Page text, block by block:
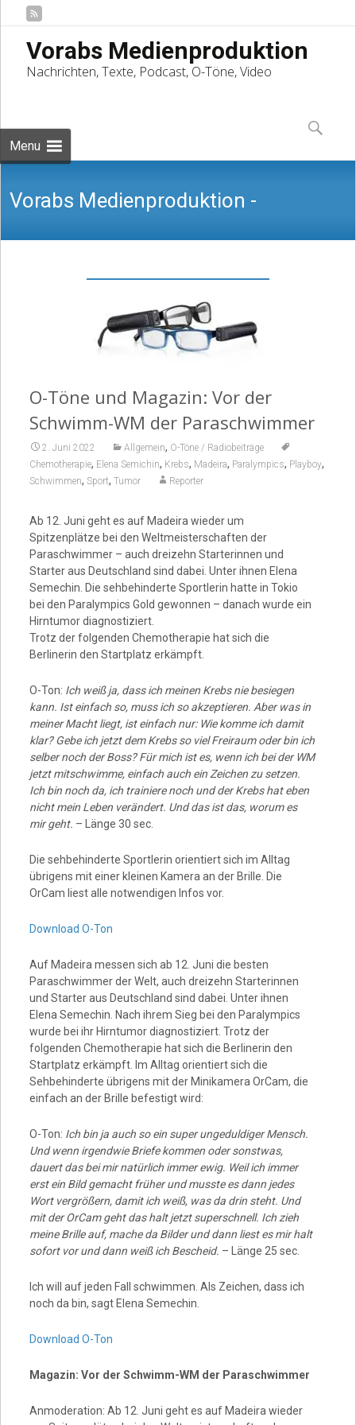
Vorabs Medienproduktion
Nachrichten, Texte, Podcast, O-Töne, Video
Menu
to
content
Suchen
nach:
Vorabs Medienproduktion -
Nachrichten, Texte, Podcast, O-Töne,
O-Töne und Magazin: Vor der
Schwimm-WM der Paraschwimmer
2. Juni 2022 Allgemein, O-Töne / Radiobeiträge
Chemotherapie, Elena Semichin, Krebs, Madeira, Paralympics, Playboy,
Schwimmen, Sport, Tumor Reporter
Ab 12. Juni geht es auf Madeira wieder um
Spitzenplätze bei den Weltmeisterschaften der
Paraschwimmer – auch dreizehn Starterinnen und
Starter aus Deutschland sind dabei. Unter ihnen Elena
Semechin. Die sehbehinderte Sportlerin hatte in Tokio
bei den Paralympics Gold gewonnen – danach wurde ein
Hirntumor diagnostiziert.
Trotz der folgenden Chemotherapie hat sich die
Berlinerin den Startplatz erkämpft.
O-Ton: Ich weiß ja, dass ich meinen Krebs nie besiegen
kann. Ist einfach so, muss ich so akzeptieren. Aber was in
meiner Macht liegt, ist einfach nur: Wie komme ich damit
klar? Gebe ich jetzt dem Krebs so viel Freiraum oder bin ich
selber noch der Boss? Für mich ist es, wenn ich bei der WM
jetzt mitschwimme, einfach auch ein Zeichen zu setzen.
Ich bin noch da, ich trainiere noch und der Krebs hat eben
nicht mein Leben verändert. Und das ist das, worum es
mir geht. – Länge 30 sec.
Die sehbehinderte Sportlerin orientiert sich im Alltag
übrigens mit einer kleinen Kamera an der Brille. Die
OrCam liest alle notwendigen Infos vor.
Download O-Ton
Auf Madeira messen sich ab 12. Juni die besten
Paraschwimmer der Welt, auch dreizehn Starterinnen
und Starter aus Deutschland sind dabei. Unter ihnen
Elena Semechin. Nach ihrem Sieg bei den Paralympics
wurde bei ihr Hirntumor diagnostiziert. Trotz der
folgenden Chemotherapie hat sich die Berlinerin den
Startplatz erkämpft. Im Alltag orientiert sich die
Sehbehinderte übrigens mit der Minikamera OrCam, die
einfach an der Brille befestigt wird:
O-Ton: Ich bin ja auch so ein super ungeduldiger Mensch.
Und wenn irgendwie Briefe kommen oder sonstwas,
dauert das bei mir natürlich immer ewig. Weil ich immer
erst ein Bild gemacht früher und musste es dann jedes
Wort vergrößern, damit ich weiß, was da drin steht. Und
mit der OrCam geht das halt jetzt superschnell. Ich zieh
meine Brille auf, mache da Bilder und dann liest es mir halt
sofort vor und dann weiß ich Bescheid. – Länge 25 sec.
Ich will auf jeden Fall schwimmen. Als Zeichen, dass ich
noch da bin, sagt Elena Semechin.
Download O-Ton
Magazin: Vor der Schwimm-WM der Paraschwimmer
Anmoderation: Ab 12. Juni geht es auf Madeira wieder